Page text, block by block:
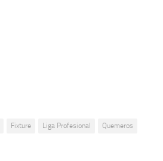
Fixture Liga Profesional
Quemeros